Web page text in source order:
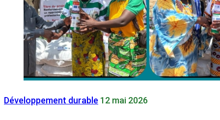
Développement durable 12 mai 2026